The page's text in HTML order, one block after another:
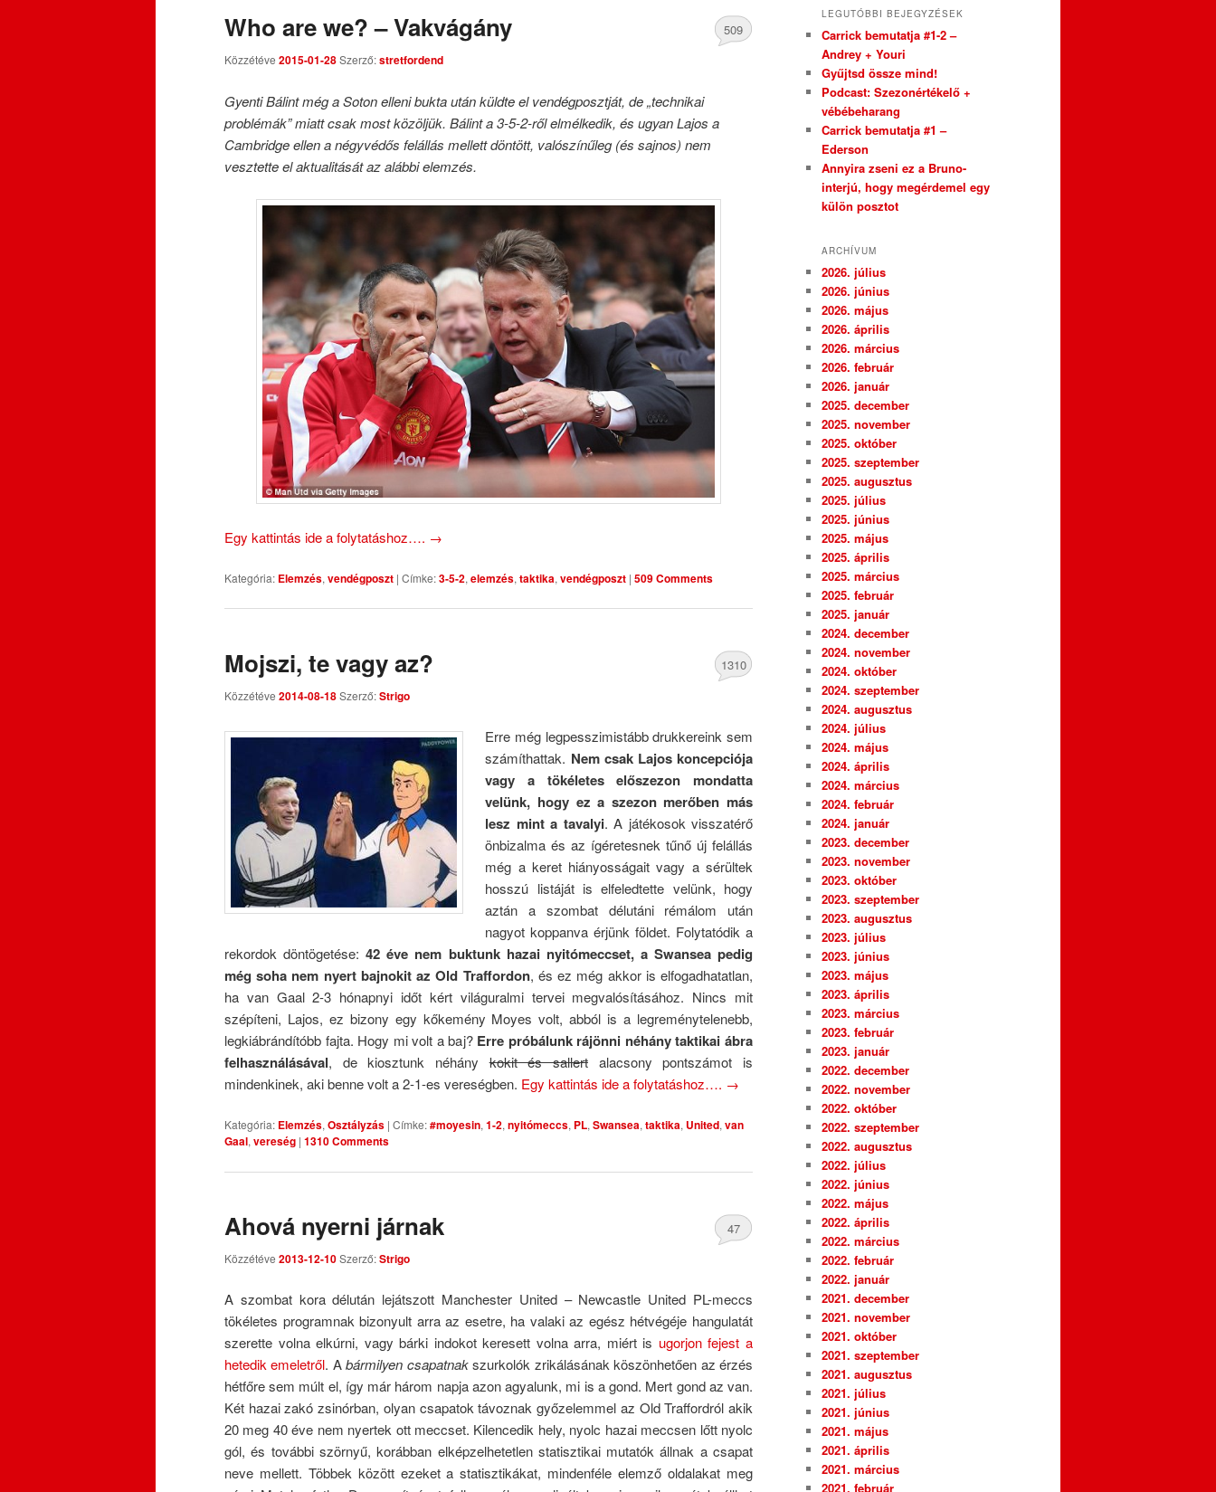
Who are we? – Vakvágány
Közzétéve 2015-01-28Szerző:stretfordend
509
Gyenti Bálint még a Soton elleni bukta után küldte el vendégposztját, de „technikai
problémák” miatt csak most közöljük. Bálint a 3-5-2-ről elmélkedik, és ugyan Lajos a
Cambridge ellen a négyvédős felállás mellett döntött, valószínűleg (és sajnos) nem
vesztette el aktualitását az alábbi elemzés.
Egy kattintás ide a folytatáshoz…. →
Kategória: Elemzés, vendégposzt | Címke:3-5-2, elemzés, taktika, vendégposzt | 509 Comments
Mojszi, te vagy az?
Közzétéve 2014-08-18Szerző:Strigo
1310
Erre még legpesszimistább drukkereink sem
számíthattak. Nem csak Lajos koncepciója
vagy a tökéletes előszezon mondatta
velünk, hogy ez a szezon merőben más
lesz mint a tavalyi. A játékosok visszatérő
önbizalma és az ígéretesnek tűnő új felállás
még a keret hiányosságait vagy a sérültek
hosszú listáját is elfeledtette velünk, hogy
aztán a szombat délutáni rémálom után
nagyot koppanva érjünk földet. Folytatódik a
rekordok döntögetése:42 éve nem buktunk hazai nyitómeccset, a Swansea pedig
még soha nem nyert bajnokit az Old Traffordon, és ez még akkor is elfogadhatatlan,
ha van Gaal 2-3 hónapnyi időt kért világuralmi tervei megvalósításához. Nincs mit
szépíteni, Lajos, ez bizony egy kőkemény Moyes volt, abból is a legreménytelenebb,
legkiábrándítóbb fajta. Hogy mi volt a baj? Erre próbálunk rájönni néhány taktikai ábra
felhasználásával, de kiosztunk néhánykokit és sallert alacsony pontszámot is
mindenkinek, aki benne volt a 2-1-es vereségben. Egy kattintás ide a folytatáshoz…. →
Kategória: Elemzés, Osztályzás | Címke:#moyesin, 1-2, nyitómeccs, PL, Swansea, taktika, United, van
Gaal, vereség | 1310 Comments
Ahová nyerni járnak
Közzétéve 2013-12-10Szerző:Strigo
47
A szombat kora délután lejátszott Manchester United – Newcastle United PL-meccs
tökéletes programnak bizonyult arra az esetre, ha valaki az egész hétvégéje hangulatát
szerette volna elkúrni, vagy bárki indokot keresett volna arra, miért is ugorjon fejest a
hetedik emeletről. Abármilyen csapatnakszurkolók zrikálásának köszönhetően az érzés
hétfőre sem múlt el, így már három napja azon agyalunk, mi is a gond. Mert gond az van.
Két hazai zakó zsinórban, olyan csapatok távoznak győzelemmel az Old Traffordról akik
20 meg 40 éve nem nyertek ott meccset. Kilencedik hely, nyolc hazai meccsen lőtt nyolc
gól, és további szörnyű, korábban elképzelhetetlen statisztikai mutatók állnak a csapat
neve mellett. Többek között ezeket a statisztikákat, mindenféle elemző oldalakat meg
LEGUTÓBBI BEJEGYZÉSEK
Carrick bemutatja #1-2 –
Andrey + Youri
Gyűjtsd össze mind!
Podcast: Szezonértékelő +
vébébeharang
Carrick bemutatja #1 –
Ederson
Annyira zseni ez a Bruno-
interjú, hogy megérdemel egy
külön posztot
ARCHÍVUM
2026. július
2026. június
2026. május
2026. április
2026. március
2026. február
2026. január
2025. december
2025. november
2025. október
2025. szeptember
2025. augusztus
2025. július
2025. június
2025. május
2025. április
2025. március
2025. február
2025. január
2024. december
2024. november
2024. október
2024. szeptember
2024. augusztus
2024. július
2024. május
2024. április
2024. március
2024. február
2024. január
2023. december
2023. november
2023. október
2023. szeptember
2023. augusztus
2023. július
2023. június
2023. május
2023. április
2023. március
2023. február
2023. január
2022. december
2022. november
2022. október
2022. szeptember
2022. augusztus
2022. július
2022. június
2022. május
2022. április
2022. március
2022. február
2022. január
2021. december
2021. november
2021. október
2021. szeptember
2021. augusztus
2021. július
2021. június
2021. május
2021. április
2021. március
2021. február